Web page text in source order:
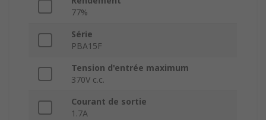
77%
Série
PBA15F
Tension d'entrée maximum
370V c.c.
Courant de sortie
1.7A